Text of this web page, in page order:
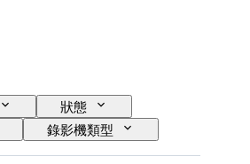
狀態
錄影機類型